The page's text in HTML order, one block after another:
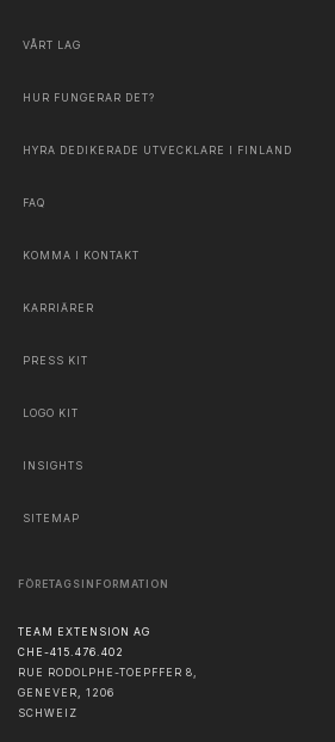
VÅRT LAG
HUR FUNGERAR DET?
HYRA DEDIKERADE UTVECKLARE I FINLAND
FAQ
KOMMA I KONTAKT
KARRIÄRER
PRESS KIT
LOGO KIT
INSIGHTS
SITEMAP
FÖRETAGSINFORMATION
TEAM EXTENSION AG
CHE-415.476.402
RUE RODOLPHE-TOEPFFER 8,
GENEVER, 1206
SCHWEIZ